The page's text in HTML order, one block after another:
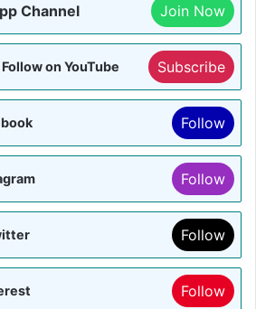
Channel Join Now
on YouTube Subscribe
Follow
Follow
Follow
Follow